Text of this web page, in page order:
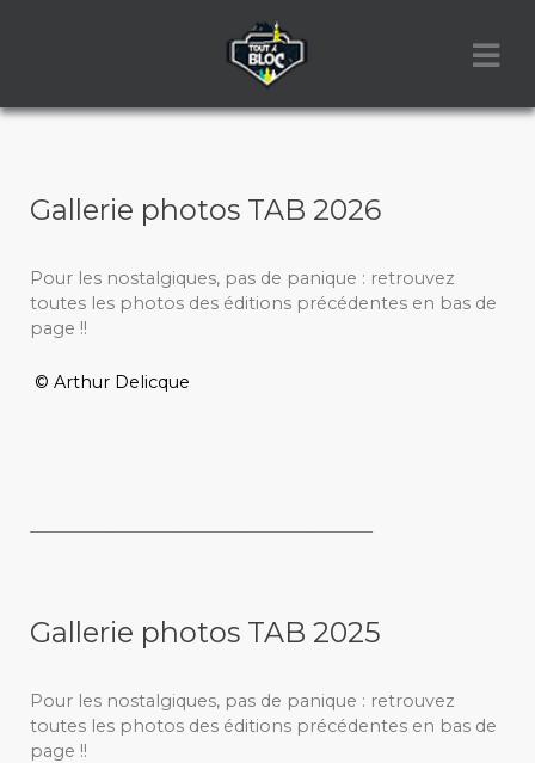
Gallerie photos TAB 2026
Pour les nostalgiques, pas de panique : retrouvez
toutes les photos des éditions précédentes en bas de
page !!
© Arthur Delicque
Gallerie photos TAB 2025
Pour les nostalgiques, pas de panique : retrouvez
toutes les photos des éditions précédentes en bas de
page !!